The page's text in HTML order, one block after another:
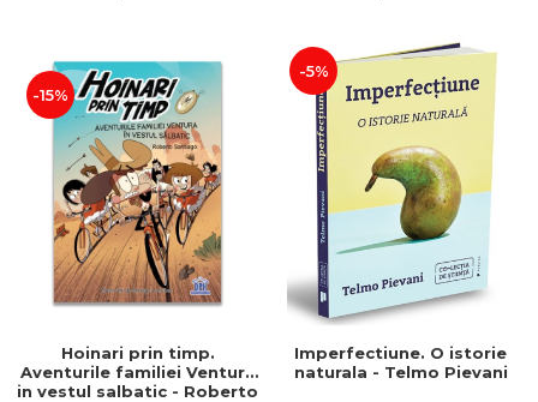
-15%
Hoinari prin timp.
Aventurile familiei Ventura
in vestul salbatic - Roberto
-5%
Imperfectiune. O istorie
naturala - Telmo Pievani